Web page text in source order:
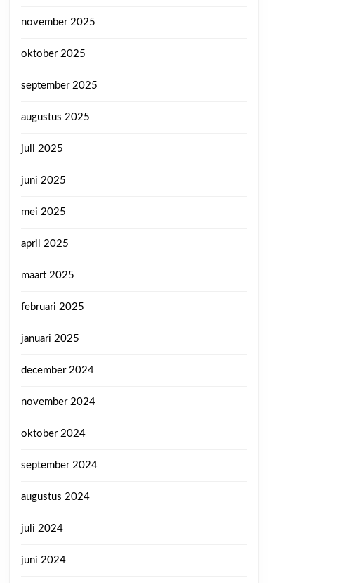
november 2025
oktober 2025
september 2025
augustus 2025
juli 2025
juni 2025
mei 2025
april 2025
maart 2025
februari 2025
januari 2025
december 2024
november 2024
oktober 2024
september 2024
augustus 2024
juli 2024
juni 2024